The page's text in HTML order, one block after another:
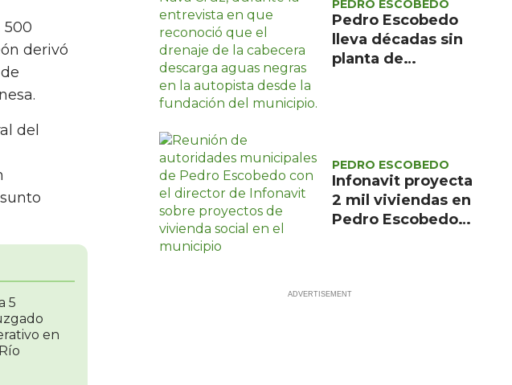
500
derivó
del
5
en
PEDRO ESCOBEDO
Pedro Escobedo
lleva décadas sin
planta de
PEDRO ESCOBEDO
Infonavit proyecta
2 mil viviendas en
Pedro Escobedo